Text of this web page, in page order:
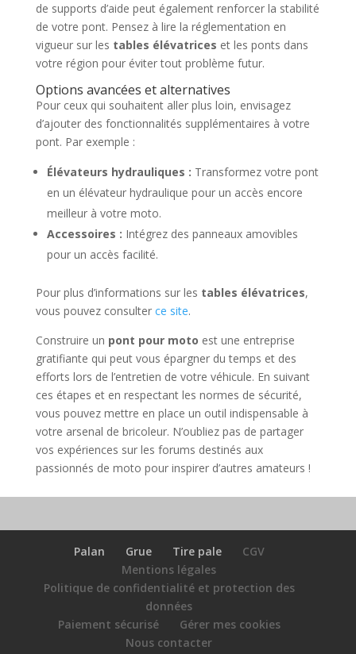
de supports d’aide peut également renforcer la stabilité
de votre pont. Pensez à lire la réglementation en
vigueur sur les tables élévatrices et les ponts dans
votre région pour éviter tout problème futur.
Options avancées et alternatives
Pour ceux qui souhaitent aller plus loin, envisagez
d’ajouter des fonctionnalités supplémentaires à votre
pont. Par exemple :
Élévateurs hydrauliques : Transformez votre pont
en un élévateur hydraulique pour un accès encore
meilleur à votre moto.
Accessoires : Intégrez des panneaux amovibles
pour un accès facilité.
Pour plus d’informations sur les tables élévatrices,
vous pouvez consulter ce site.
Construire un pont pour moto est une entreprise
gratifiante qui peut vous épargner du temps et des
efforts lors de l’entretien de votre véhicule. En suivant
ces étapes et en respectant les normes de sécurité,
vous pouvez mettre en place un outil indispensable à
votre arsenal de bricoleur. N’oubliez pas de partager
vos expériences sur les forums destinés aux
passionnés de moto pour inspirer d’autres amateurs !
Palan Grue Tire pale
CGV
Mentions légales
Politique de confidentialité et protection des
données
Paiement sécurisé
Gérer mes cookies
Nous contacter